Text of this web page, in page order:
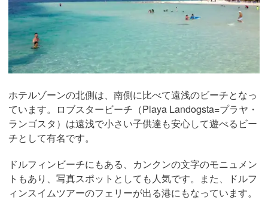
ホテルゾーンの北側は、南側に比べて遠浅のビーチとなっ
ています。ロブスタービーチ（Playa Landogsta=プラヤ・
ランゴスタ）は遠浅で小さい子供達も安心して遊べるビー
チとして有名です。
ドルフィンビーチにもある、カンクンの文字のモニュメン
トもあり、写真スポットとしても人気です。また、ドルフ
ィンスイムツアーのフェリーが出る港にもなっています。